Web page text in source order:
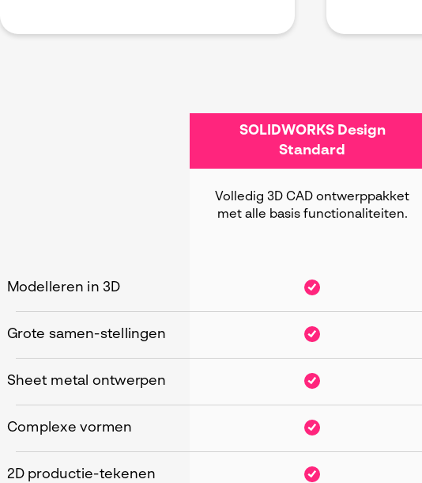
SOLIDWORKS Design
Standard
Volledig 3D CAD ontwerppakket
met alle basis functionaliteiten.
Modelleren in 3D
Grote samen-stellingen
Sheet metal ontwerpen
Complexe vormen
2D productie-tekenen